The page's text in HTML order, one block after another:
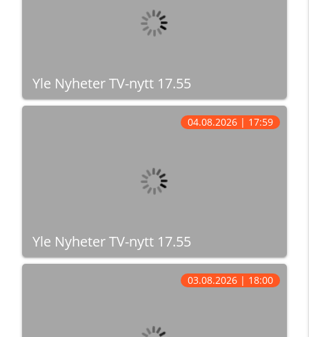
Yle Nyheter TV-nytt 17.55
Yle Nyheter TV-nytt 17.55
04.08.2026 | 17:59
03.08.2026 | 18:00